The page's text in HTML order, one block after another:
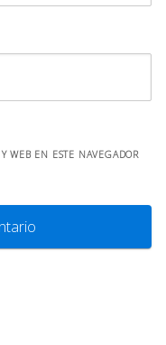
WEB EN ESTE NAVEGADOR